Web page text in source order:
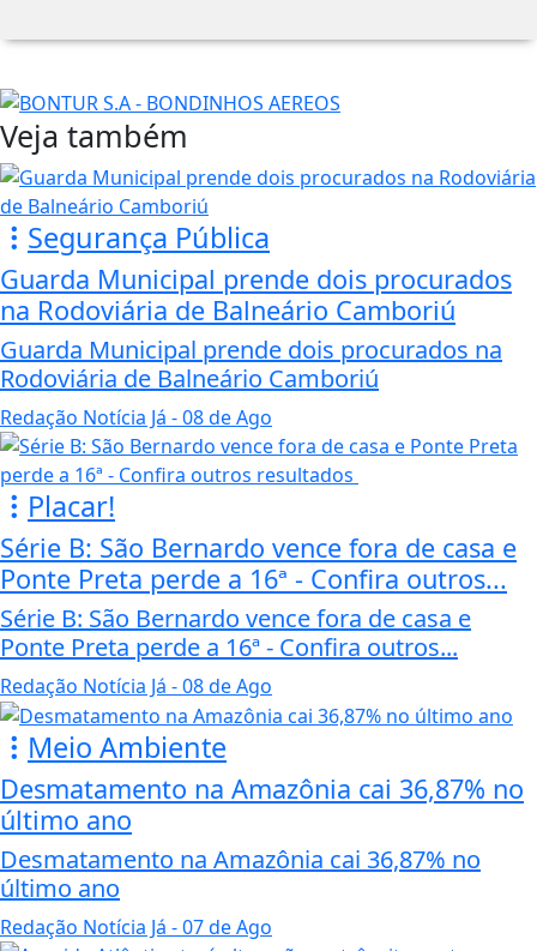
Veja também
Segurança Pública
Guarda Municipal prende dois procurados
na Rodoviária de Balneário Camboriú
Guarda Municipal prende dois procurados na
Rodoviária de Balneário Camboriú
Redação Notícia Já - 08 de Ago
Placar!
Série B: São Bernardo vence fora de casa e
Ponte Preta perde a 16ª - Confira outros...
Série B: São Bernardo vence fora de casa e
Ponte Preta perde a 16ª - Confira outros...
Redação Notícia Já - 08 de Ago
Meio Ambiente
Desmatamento na Amazônia cai 36,87% no
último ano
Desmatamento na Amazônia cai 36,87% no
último ano
Redação Notícia Já - 07 de Ago